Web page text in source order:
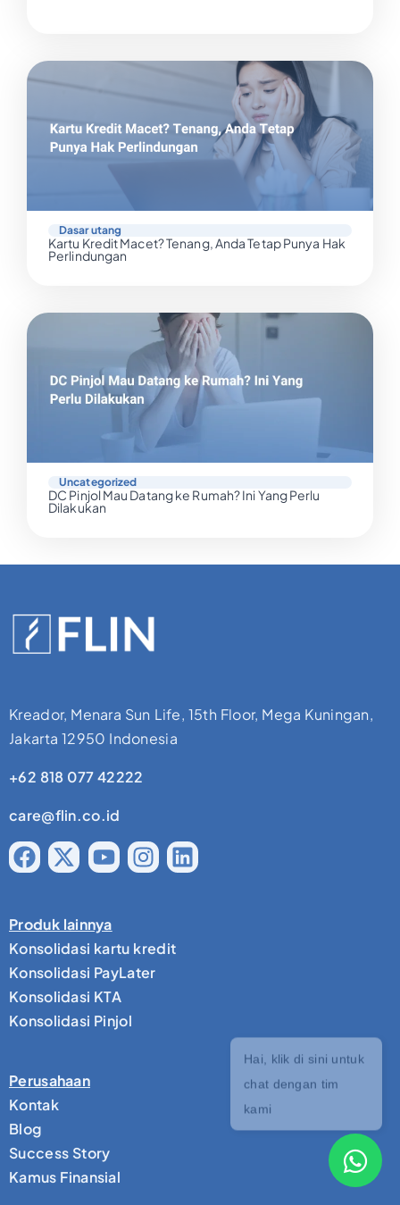
Dasar utang
Kartu Kredit Macet? Tenang, Anda Tetap Punya Hak
Perlindungan
Uncategorized
DC Pinjol Mau Datang ke Rumah? Ini Yang Perlu
Dilakukan
Kreador, Menara Sun Life, 15th Floor, Mega Kuningan,
Jakarta 12950 Indonesia
+62 818 077 42222
care@flin.co.id
Produk lainnya
Konsolidasi kartu kredit
Konsolidasi PayLater
Konsolidasi KTA
Konsolidasi Pinjol
Perusahaan
Kontak
Blog
Success Story
Kamus Finansial